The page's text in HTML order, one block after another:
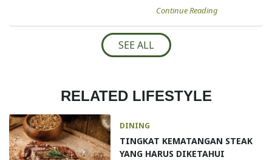
Continue Reading
SEE ALL
RELATED LIFESTYLE
DINING
TINGKAT KEMATANGAN STEAK
YANG HARUS DIKETAHUI